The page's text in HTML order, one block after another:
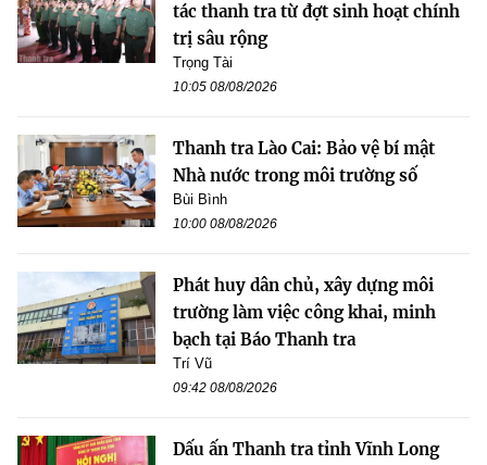
tác thanh tra từ đợt sinh hoạt chính
trị sâu rộng
Trọng Tài
10:05 08/08/2026
Thanh tra Lào Cai: Bảo vệ bí mật
Nhà nước trong môi trường số
Bùi Bình
10:00 08/08/2026
Phát huy dân chủ, xây dựng môi
trường làm việc công khai, minh
bạch tại Báo Thanh tra
Trí Vũ
09:42 08/08/2026
Dấu ấn Thanh tra tỉnh Vĩnh Long